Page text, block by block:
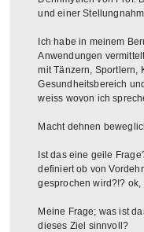
und einer
Ich habe in meinem
Anwendungen
mit Tänzern, Sportlern,
Gesundheitsbereich
weiss wovon ich
Macht dehnen
Ist das eine geile
definiert ob von
gesprochen wird?!?
Meine Frage; was ist
dieses Ziel sinnvoll?